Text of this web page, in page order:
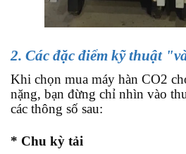
2. Các đặc điểm kỹ thuật
Khi chọn mua máy hàn CO2
nặng, bạn đừng chỉ nhìn vào
các thông số sau:
* Chu kỳ tải